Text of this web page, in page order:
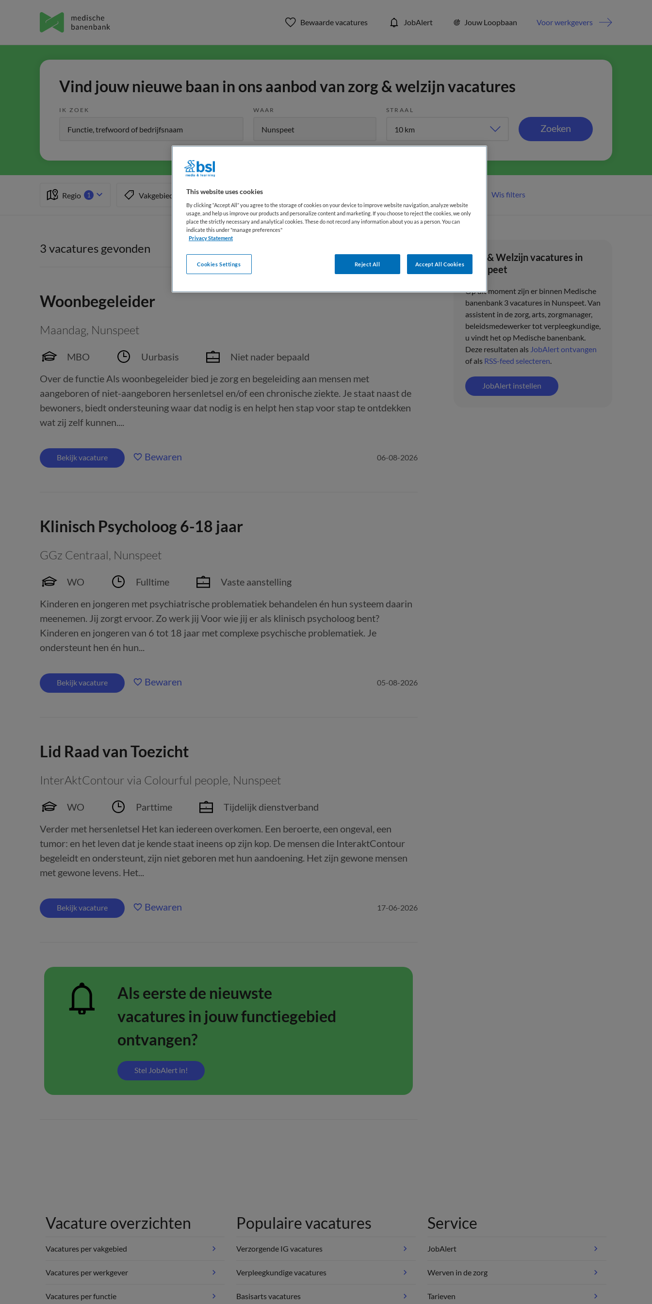
Bewaarde vacatures JobAlert Jouw Loopbaan Voor werkgevers
Vind jouw nieuwe baan in ons aanbod van zorg & welzijn vacatures
IK ZOEK WAAR STRAAL
Zoeken
Regio 1 Vakgebied Functiegebied Wis filters
Zorg & Welzijn vacatures in
Nunspeet
Op dit moment zijn er binnen Medische
banenbank 3 vacatures in Nunspeet. Van
assistent in de zorg, arts, zorgmanager,
beleidsmedewerker tot verpleegkundige,
u vindt het op Medische banenbank.
Deze resultaten als JobAlert ontvangen
of als RSS-feed selecteren.
JobAlert instellen
3 vacatures gevonden
Woonbegeleider
Maandag, Nunspeet
MBO Uurbasis
Niet nader bepaald
Over de functie Als woonbegeleider bied je zorg en begeleiding aan mensen met
aangeboren of niet-aangeboren hersenletsel en/of een chronische ziekte. Je staat naast de
bewoners, biedt ondersteuning waar dat nodig is en helpt hen stap voor stap te ontdekken
wat zij zelf kunnen....
Bekijk vacature Bewaren 06-08-2026
Klinisch Psycholoog 6-18 jaar
GGz Centraal, Nunspeet
WO Fulltime
Vaste aanstelling
Kinderen en jongeren met psychiatrische problematiek behandelen én hun systeem daarin
meenemen. Jij zorgt ervoor. Zo werk jij Voor wie jij er als klinisch psycholoog bent?
Kinderen en jongeren van 6 tot 18 jaar met complexe psychische problematiek. Je
ondersteunt hen én hun...
Bekijk vacature Bewaren 05-08-2026
Lid Raad van Toezicht
InterAktContour via Colourful people, Nunspeet
WO Parttime
Tijdelijk dienstverband
Verder met hersenletsel Het kan iedereen overkomen. Een beroerte, een ongeval, een
tumor: en het leven dat je kende staat ineens op zijn kop. De mensen die InteraktContour
begeleidt en ondersteunt, zijn niet geboren met hun aandoening. Het zijn gewone mensen
met gewone levens. Het...
Bekijk vacature Bewaren 17-06-2026
Als eerste de nieuwste
vacatures in jouw functiegebied
ontvangen?
Stel JobAlert in!
Vacature overzichten
Vacatures per vakgebied
Vacatures per werkgever
Vacatures per functie
Populaire vacatures
Verzorgende IG vacatures
Verpleegkundige vacatures
Basisarts vacatures
Service
JobAlert
Werven in de zorg
Tarieven
This website uses cookies
By clicking “Accept All” you agree to the storage of cookies on your device to improve website navigation, analyze website
usage, and help us improve our products and personalize content and marketing. If you choose to reject the cookies, we only
place the strictly necessary and analytical cookies. These do not record any information about you as a person. You can
indicate this under "manage preferences"
Privacy Statement
Reject All Accept All Cookies
Cookies Settings